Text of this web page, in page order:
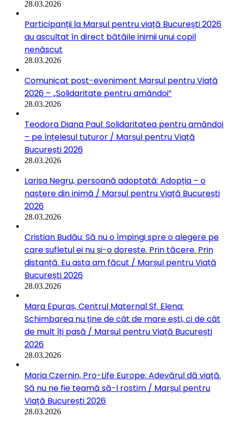
28.03.2026
Participanții la Marșul pentru viață București 2026
au ascultat în direct bătăile inimii unui copil
nenăscut
28.03.2026
Comunicat post-eveniment Marșul pentru Viață
2026 – „Solidaritate pentru amândoi”
28.03.2026
Teodora Diana Paul: Solidaritatea pentru amândoi
– pe înțelesul tuturor / Marșul pentru Viață
București 2026
28.03.2026
Larisa Negru, persoană adoptată: Adopția – o
naștere din inimă / Marșul pentru Viață București
2026
28.03.2026
Cristian Budău: Să nu o împingi spre o alegere pe
care sufletul ei nu și-o dorește. Prin tăcere. Prin
distanță. Eu asta am făcut / Marșul pentru Viață
București 2026
28.03.2026
Mara Epuraș, Centrul Maternal Sf. Elena:
Schimbarea nu ține de cât de mare ești, ci de cât
de mult îți pasă / Marșul pentru Viață București
2026
28.03.2026
Maria Czernin, Pro-Life Europe: Adevărul dă viață.
Să nu ne fie teamă să-l rostim / Marșul pentru
Viață București 2026
28.03.2026